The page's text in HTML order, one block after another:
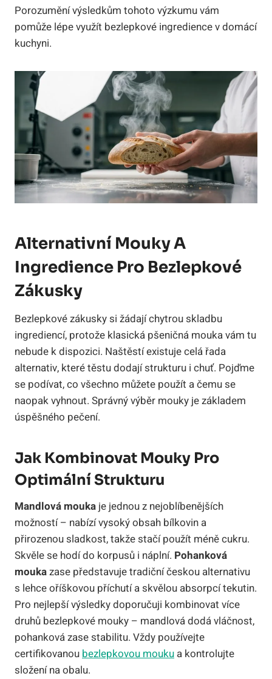
Porozumění výsledkům tohoto výzkumu vám
pomůže lépe využít bezlepkové ingredience v domácí
kuchyni.
Alternativní Mouky A
Ingredience Pro Bezlepkové
Zákusky
Bezlepkové zákusky si žádají chytrou skladbu
ingrediencí, protože klasická pšeničná mouka vám tu
nebude k dispozici. Naštěstí existuje celá řada
alternativ, které těstu dodají strukturu i chuť. Pojďme
se podívat, co všechno můžete použít a čemu se
naopak vyhnout. Správný výběr mouky je základem
úspěšného pečení.
Jak Kombinovat Mouky Pro
Optimální Strukturu
Mandlová mouka je jednou z nejoblíbenějších
možností – nabízí vysoký obsah bílkovin a
přirozenou sladkost, takže stačí použít méně cukru.
Skvěle se hodí do korpusů i náplní. Pohanková
moukazase představuje tradiční českou alternativu
s lehce oříškovou příchutí a skvělou absorpcí tekutin.
Pro nejlepší výsledky doporučuji kombinovat více
druhů bezlepkové mouky – mandlová dodá vláčnost,
pohanková zase stabilitu. Vždy používejte
certifikovanoubezlepkovou mouku a kontrolujte
složení na obalu.